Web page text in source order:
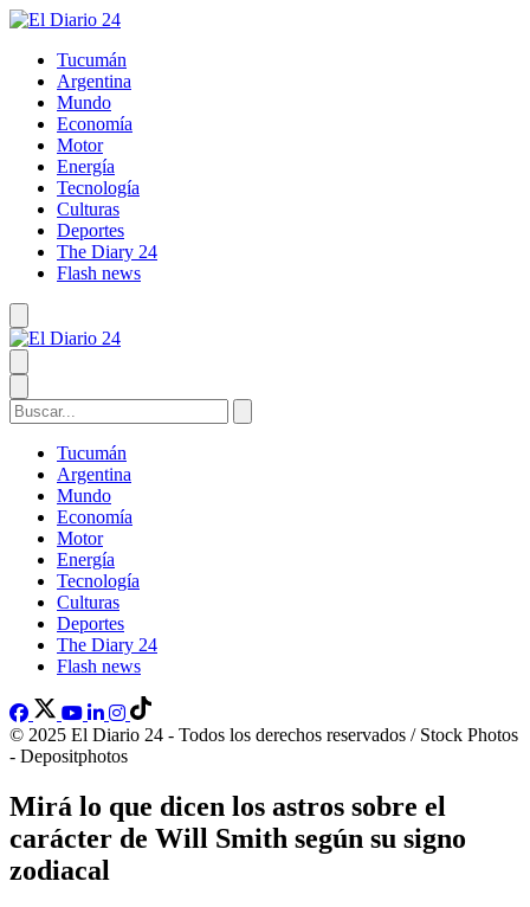
Tucumán
Argentina
Mundo
Economía
Motor
Energía
Tecnología
Culturas
Deportes
The Diary 24
Flash news
Tucumán
Argentina
Mundo
Economía
Motor
Energía
Tecnología
Culturas
Deportes
The Diary 24
Flash news
© 2025 El Diario 24 - Todos los derechos reservados / Stock Photos
- Depositphotos
Mirá lo que dicen los astros sobre el
carácter de Will Smith según su signo
zodiacal